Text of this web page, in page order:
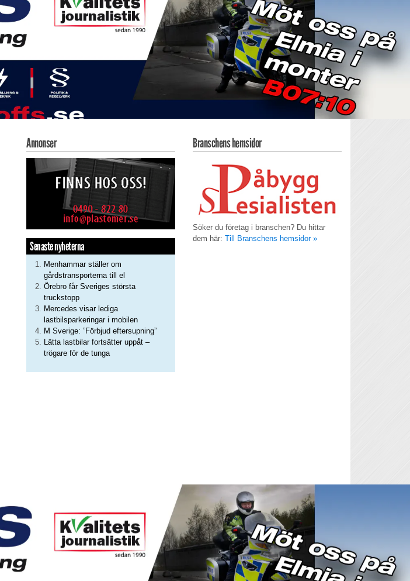
Annonser
Senaste nyheterna
Menhammar ställer om
gårdstransporterna till el
Örebro får Sveriges största
truckstopp
Mercedes visar lediga
lastbilsparkeringar i mobilen
M Sverige: ”Förbjud eftersupning”
Lätta lastbilar fortsätter uppåt –
trögare för de tunga
Branschens hemsidor
Söker du företag i branschen? Du hittar
dem här: Till Branschens hemsidor »